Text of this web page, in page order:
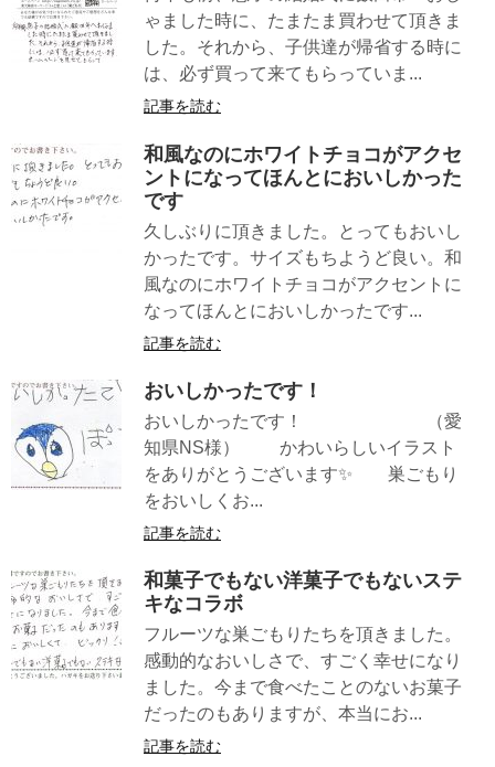
ゃました時に、たまたま買わせて頂きま
した。それから、子供達が帰省する時に
は、必ず買って来てもらっていま...
記事を読む
和風なのにホワイトチョコがアクセ
ントになってほんとにおいしかった
です
久しぶりに頂きました。とってもおいし
かったです。サイズもちようど良い。和
風なのにホワイトチョコがアクセントに
なってほんとにおいしかったです...
記事を読む
おいしかったです！
おいしかったです！ （愛
知県NS様） かわいらしいイラスト
をありがとうございます✨ 巣ごもり
をおいしくお...
記事を読む
和菓子でもない洋菓子でもないステ
キなコラボ
フルーツな巣ごもりたちを頂きました。
感動的なおいしさで、すごく幸せになり
ました。今まで食べたことのないお菓子
だったのもありますが、本当にお...
記事を読む